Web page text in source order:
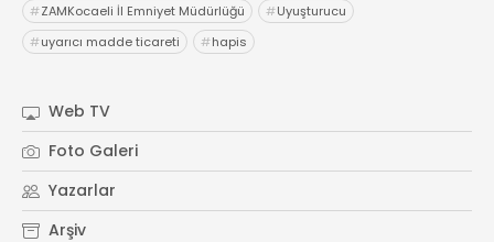
#ZAMKocaeli İl Emniyet Müdürlüğü #Uyuşturucu
#uyarıcı madde ticareti #hapis
Web TV
Foto Galeri
Yazarlar
Arşiv